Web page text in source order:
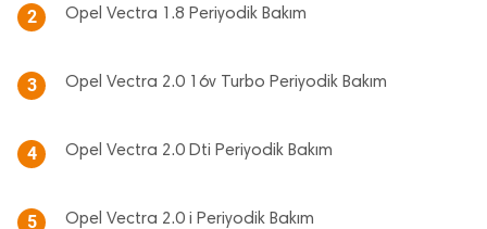
2 Opel Vectra 1.8 Periyodik Bakım
3 Opel Vectra 2.0 16v Turbo Periyodik Bakım
4 Opel Vectra 2.0 Dti Periyodik Bakım
5 Opel Vectra 2.0 i Periyodik Bakım